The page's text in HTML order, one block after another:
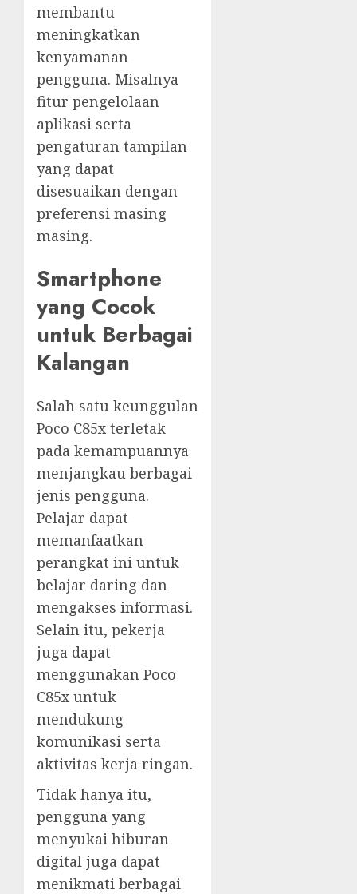
membantu
meningkatkan
kenyamanan
pengguna. Misalnya
fitur pengelolaan
aplikasi serta
pengaturan tampilan
yang dapat
disesuaikan dengan
preferensi masing
masing.
Smartphone
yang Cocok
untuk Berbagai
Kalangan
Salah satu keunggulan
Poco C85x terletak
pada kemampuannya
menjangkau berbagai
jenis pengguna.
Pelajar dapat
memanfaatkan
perangkat ini untuk
belajar daring dan
mengakses informasi.
Selain itu, pekerja
juga dapat
menggunakan Poco
C85x untuk
mendukung
komunikasi serta
aktivitas kerja ringan.
Tidak hanya itu,
pengguna yang
menyukai hiburan
digital juga dapat
menikmati berbagai